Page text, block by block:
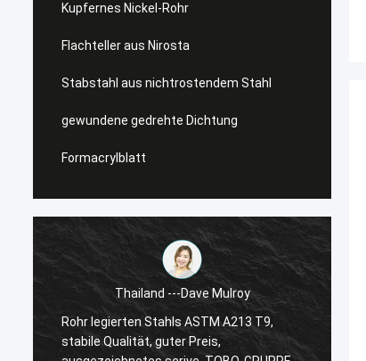
Kupfernes Nickel-Rohr
Flachteller aus Nirosta
Stabstahl aus nichtrostendem Stahl
gewundene gedrehte Dichtung
Formacrylblatt
Thailand ---Dave Mulroy
Rohr legierten Stahls ASTM A213 T9,
stabile Qualität, guter Preis,